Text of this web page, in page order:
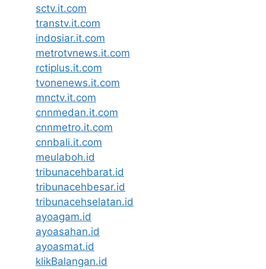
sctv.it.com
transtv.it.com
indosiar.it.com
metrotvnews.it.com
rctiplus.it.com
tvonenews.it.com
mnctv.it.com
cnnmedan.it.com
cnnmetro.it.com
cnnbali.it.com
meulaboh.id
tribunacehbarat.id
tribunacehbesar.id
tribunacehselatan.id
ayoagam.id
ayoasahan.id
ayoasmat.id
klikBalangan.id